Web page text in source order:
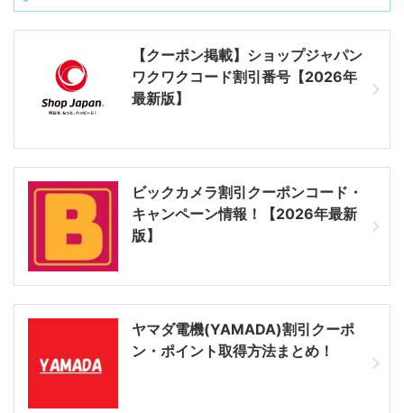
【クーポン掲載】ショップジャパン
ワクワクコード割引番号【2026年
最新版】
ビックカメラ割引クーポンコード・
キャンペーン情報！【2026年最新
版】
ヤマダ電機(YAMADA)割引クーポ
ン・ポイント取得方法まとめ！